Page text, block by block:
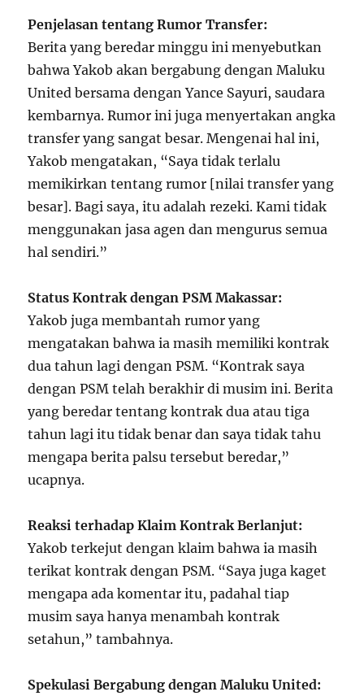
Penjelasan tentang Rumor Transfer:
Berita yang beredar minggu ini menyebutkan
bahwa Yakob akan bergabung dengan Maluku
United bersama dengan Yance Sayuri, saudara
kembarnya. Rumor ini juga menyertakan angka
transfer yang sangat besar. Mengenai hal ini,
Yakob mengatakan, “Saya tidak terlalu
memikirkan tentang rumor [nilai transfer yang
besar]. Bagi saya, itu adalah rezeki. Kami tidak
menggunakan jasa agen dan mengurus semua
hal sendiri.”
Status Kontrak dengan PSM Makassar:
Yakob juga membantah rumor yang
mengatakan bahwa ia masih memiliki kontrak
dua tahun lagi dengan PSM. “Kontrak saya
dengan PSM telah berakhir di musim ini. Berita
yang beredar tentang kontrak dua atau tiga
tahun lagi itu tidak benar dan saya tidak tahu
mengapa berita palsu tersebut beredar,”
ucapnya.
Reaksi terhadap Klaim Kontrak Berlanjut:
Yakob terkejut dengan klaim bahwa ia masih
terikat kontrak dengan PSM. “Saya juga kaget
mengapa ada komentar itu, padahal tiap
musim saya hanya menambah kontrak
setahun,” tambahnya.
Spekulasi Bergabung dengan Maluku United: